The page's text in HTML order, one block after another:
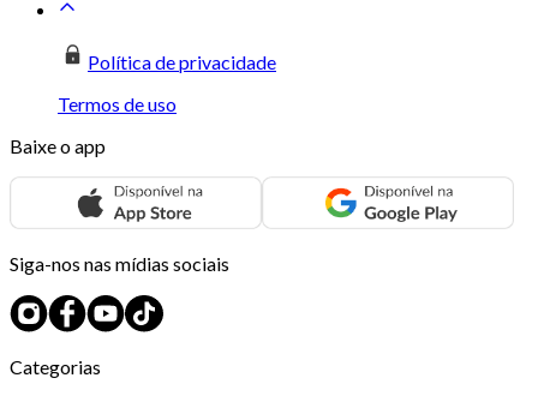
Política de privacidade
Termos de uso
Baixe o app
Siga-nos nas mídias sociais
Categorias